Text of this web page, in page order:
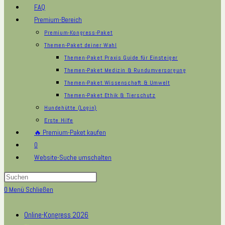
FAQ
Premium-Bereich
Premium-Kongress-Paket
Themen-Paket deiner Wahl
Themen-Paket Praxis Guide für Einsteiger
Themen-Paket Medizin & Rundumversorgung
Themen-Paket Wissenschaft & Umwelt
Themen-Paket Ethik & Tierschutz
Hundehütte (Login)
Erste Hilfe
🔥 Premium-Paket kaufen
0
Website-Suche umschalten
0 Menü Schließen
Online-Kongress 2026